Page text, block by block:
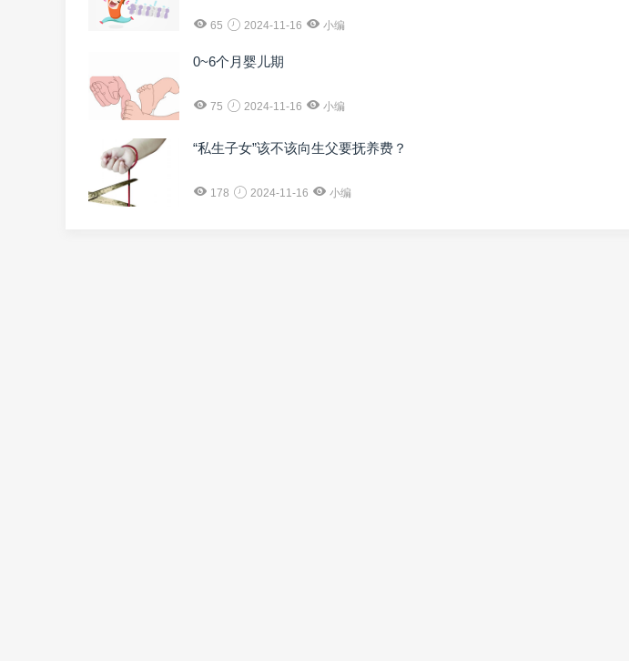
65 2024-11-16 小编
0~6个月婴儿期
75 2024-11-16 小编
“私生子女”该不该向生父要抚养费？
178 2024-11-16 小编